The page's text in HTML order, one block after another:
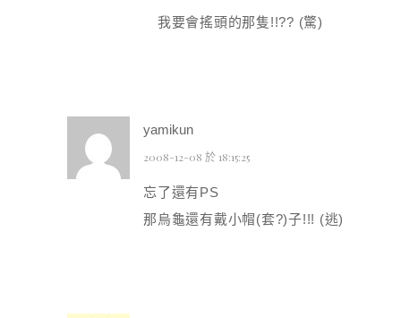
我要會搖頭的那隻!!?? (驚)
yamikun
2008-12-08 於 18:15:25
忘了還有PS
那烏龜還有戴小帽(套?)子!!! (逃)